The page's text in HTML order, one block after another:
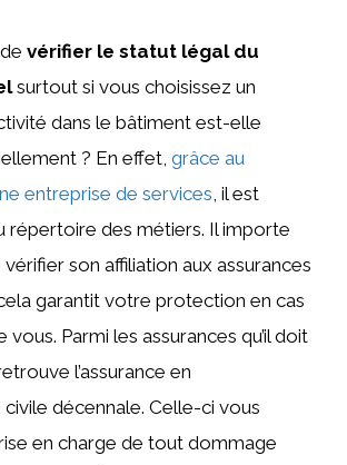
vérifier le statut légal du
surtout si vous choisissez un
dans le bâtiment est-elle
? En effet, grâce au
entreprise de services , il est
répertoire des métiers. Il importe
son affiliation aux assurances
garantit votre protection en cas
Parmi les assurances qu’il doit
l’assurance en
décennale. Celle-ci vous
en charge de tout dommage